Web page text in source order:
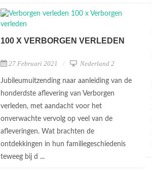
100 X VERBORGEN VERLEDEN
27 Februari 2021 Nederland 2
Jubileumuitzending naar aanleiding van de
honderdste aflevering van Verborgen
verleden, met aandacht voor het
onverwachte vervolg op veel van de
afleveringen. Wat brachten de
ontdekkingen in hun familiegeschiedenis
teweeg bij d ...